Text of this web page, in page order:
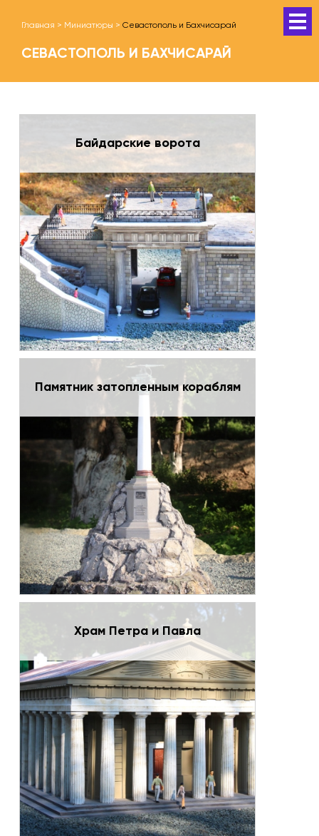
Главная > Миниатюры > Севастополь и Бахчисарай
СЕВАСТОПОЛЬ И БАХЧИСАРАЙ
Байдарские ворота
Памятник затопленным кораблям
Храм Петра и Павла